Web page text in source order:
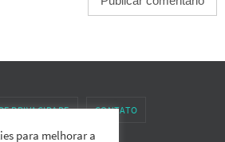
PRIVACIDADE CONTATO
para melhorar a